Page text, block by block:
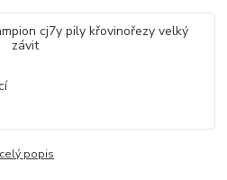
celý popis